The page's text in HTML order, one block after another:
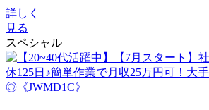
詳しく
見る
スペシャル